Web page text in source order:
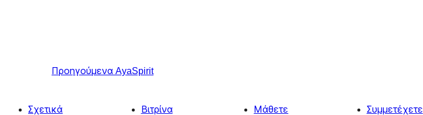
Προηγούμενα AyaSpirit
Σχετικά Βιτρίνα Μάθετε Συμμετέχετε